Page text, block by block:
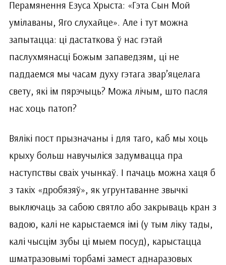
Перамянення Езуса Хрыста: «Гэта Сын Мой
умілаваны, Яго слухайце». Але і тут можна
запытацца: ці дастаткова ў нас гэтай
паслухмянасці Божым запаведзям, ці не
паддаемся мы часам духу гэтага звар’яцелага
свету, які ім пярэчыць? Можа лічым, што пасля
нас хоць патоп?
Вялікі пост прызначаны і для таго, каб мы хоць
крыху больш навучыліся задумвацца пра
наступствы сваіх учынкаў. І пачаць можна хаця б
з такіх «дробязяў», як угрунтаванне звычкі
выключаць за сабою святло або закрываць кран з
вадою, калі не карыстаемся імі (у тым ліку тады,
калі чысцім зубы ці мыем посуд), карыстацца
шматразовымі торбамі замест аднаразовых